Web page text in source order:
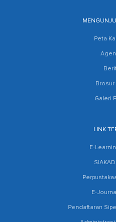
Peta
Brosur
Galeri
LINK
E-
SIAKAD
E-
Pendaftaran